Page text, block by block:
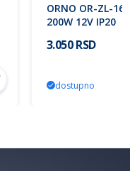
ORNO OR-ZL-
200W 12V IP20
3.050 RSD
dostupno